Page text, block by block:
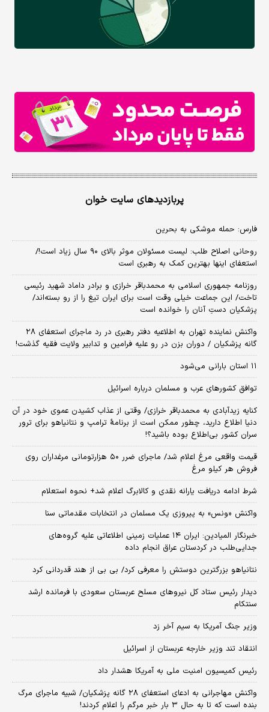
پربازدیدهای سایت خوان
فارس: حمله موشکی به بحرین
روحانی اصلاح طلب: ‌لیست مسئولان موثر بالای ۹۰ سال زیاد است!/
استعفای اینها بهترین کمک به رهبری است
روزنامه جمهوری اسلامی به محمدباقر خرازی و برادر داماد شهید رئیسی
تاخت/ این جماعت خیلی وقت است برای ایران تیغ را از رو بسته‌اند/
پزشکیان دستِ آنان را خوانده است
واکنش نماینده تهران به اطلاعیه دفتر رهبری در رد ماجرای استعفای ۲۸
گانه پزشکیان / دوران بزن در رو علیه فرامین و تدابیر ولایت فقیه گذشت!
۱۱ استان بارانی می‌شود
توافق کشورهای عرب و مسلمان درباره اسرائیل
کنایه زیدآبادی به محمدباقر خرازی/ وقتی از عذاب کشیدن عموی خود در آن
دنیا اطلاع دارید، چطور ممکن است از برنامهٔ ترامپ و نتانیاهو برای ترور
سران کشور بی‌اطلاع بوده باشید؟!
قیمت واقعی مرغ اعلام شد/ ماجرای ضرر ۵۰ هزارتومانی مرغداران روی
فروش هر کیلو مرغ
شرط ادامه دریافت یارانه نقدی و کالابرگ اعلام شد+ نحوه استعلام
واکنش «ونس» به پیروزی یک مسلمان در انتخابات مقدماتی سنا
خبرنگار المیادین: ایران ۱۴ عملیات زمینی اطلاعاتی علیه گروه‌های
جدایی‌طلب در کردستان عراق انجام داده
نتانیاهو بزرگترین دوستش را معرفی کرد/ بی بی از هند قدردانی کرد
دیدار رئیس ستاد کل نیروهای مسلح عربستان سعودی با فرمانده ارشد
سنتکام
وزیر جنگ آمریکا به سیم آخر زد
انتقاد تند وزیر خارجه عربستان از اسرائیل
رئیس کمیسیون امنیت ملی به آمریکا هشدار داد
واکنش مهاجرانی به ادعای استعفای ۲۸ گانه پزشکیان/ شبیه ماجرای مرگ
بنده است که تا به حال ۳ بار خبر مرگم را اعلام کردند!